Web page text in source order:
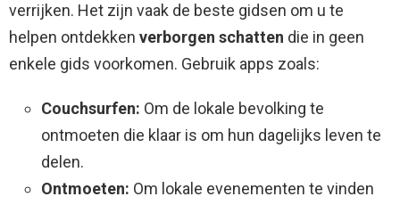
verrijken. Het zijn vaak de beste gidsen om u te
helpen ontdekken verborgen schatten die in geen
enkele gids voorkomen. Gebruik apps zoals:
Couchsurfen: Om de lokale bevolking te
ontmoeten die klaar is om hun dagelijks leven te
delen.
Ontmoeten: Om lokale evenementen te vinden